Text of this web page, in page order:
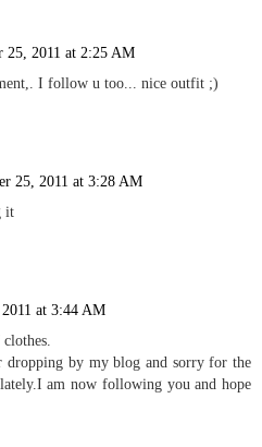
25, 2011 at 2:25 AM
I follow u too... nice outfit ;)
25, 2011 at 3:28 AM
it
at 3:44 AM
by my blog and sorry for the
am now following you and hope